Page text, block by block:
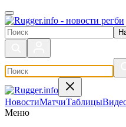
Поиск по сайту
НовостиМатчиТаблицы
Меню